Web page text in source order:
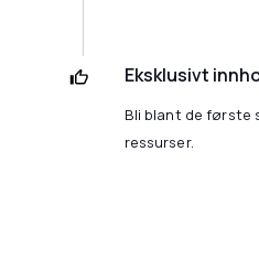
Eksklusivt
Bli blant de første
ressurser.